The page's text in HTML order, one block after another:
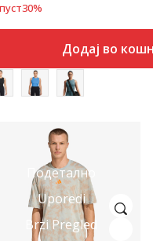
30%
Додај во
Подетално
Uporedi
Brzi Pregled